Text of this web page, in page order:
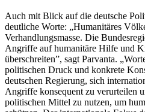
Auch mit Blick auf die deutsche
deutliche Worte: „Humanitäres
Verhandlungsmasse. Die
Angriffe auf humanitäre Hilfe und
überschreiten”, sagt Parvanta.
politischen Druck und konkrete
deutschen Regierung, sich
Angriffe konsequent zu verurteilen
politischen Mittel zu nutzen, um